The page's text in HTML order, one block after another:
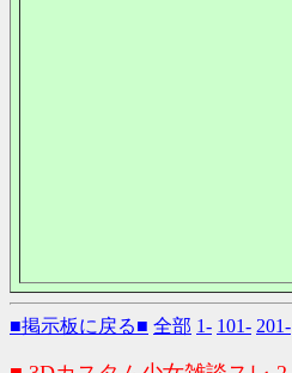
■掲示板に戻る■ 全部 1- 101- 201-